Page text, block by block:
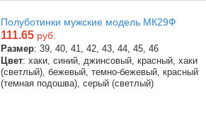
Полуботинки мужские модель МК29Ф
111.65 руб.
Размер: 39, 40, 41, 42, 43, 44, 45, 46
Цвет: хаки, синий, джинсовый, красный, хаки
(светлый), бежевый, темно-бежевый, красный
(темная подошва), серый (светлый)